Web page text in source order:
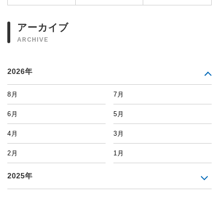
アーカイブ
ARCHIVE
2026年
8月 7月
6月 5月
4月 3月
2月 1月
2025年